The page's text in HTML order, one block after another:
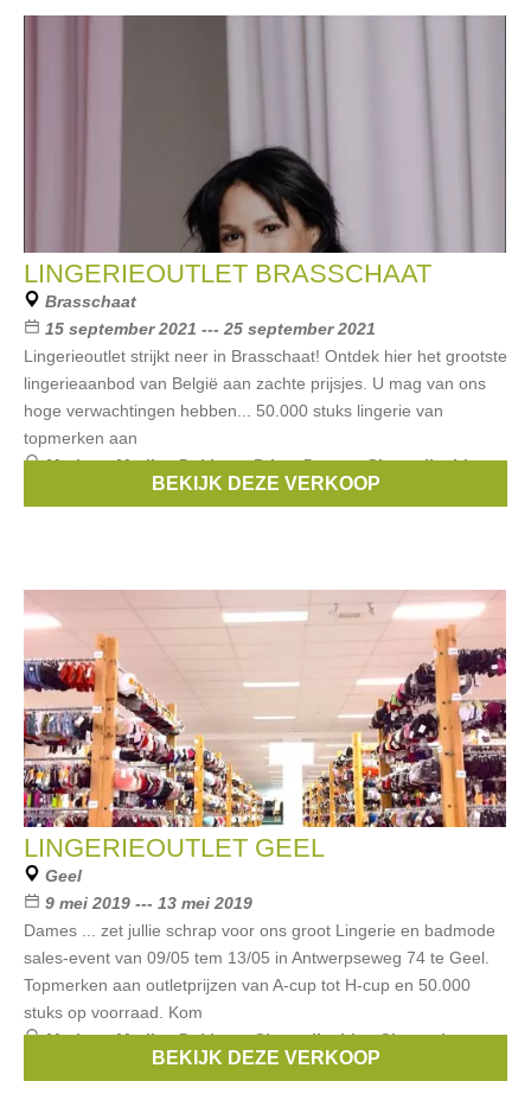
LINGERIEOUTLET BRASSCHAAT
Brasschaat
15 september 2021 --- 25 september 2021
Lingerieoutlet strijkt neer in Brasschaat! Ontdek hier het grootste
lingerieaanbod van België aan zachte prijsjes. U mag van ons
hoge verwachtingen hebben... 50.000 stuks lingerie van
topmerken aan
Merken:Marlies Dekkers,Prima Donna,Chantelle,Lise
Simone Pérèle, ...
BEKIJK DEZE VERKOOP
LINGERIEOUTLET GEEL
Geel
9 mei 2019 --- 13 mei 2019
Dames ... zet jullie schrap voor ons groot Lingerie en badmode
sales-event van 09/05 tem 13/05 in Antwerpseweg 74 te Geel.
Topmerken aan outletprijzen van A-cup tot H-cup en 50.000
stuks op voorraad. Kom
Merken:Marlies Dekkers,Chantelle,Lise Charmel,
passionata, ...
BEKIJK DEZE VERKOOP